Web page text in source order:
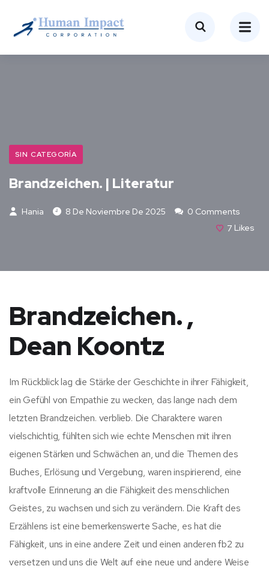
SIN CATEGORÍA
Brandzeichen. | Literatur
Hania 8 De Noviembre De 2025
0 Comments
7 Likes
Brandzeichen. ,
Dean Koontz
Im Rückblick lag die Stärke der Geschichte in ihrer Fähigkeit,
ein Gefühl von Empathie zu wecken, das lange nach dem
letzten Brandzeichen. verblieb. Die Charaktere waren
vielschichtig, fühlten sich wie echte Menschen mit ihren
eigenen Stärken und Schwächen an, und die Themen des
Buches, Erlösung und Vergebung, waren inspirierend, eine
kraftvolle Erinnerung an die Fähigkeit des menschlichen
Geistes, zu wachsen und sich zu verändern. Die Kraft des
Erzählens ist eine bemerkenswerte Sache, es hat die
Fähigkeit, uns in eine andere Zeit und einen anderen fb2 zu
versetzen und uns die Welt auf eine neue und andere Weise